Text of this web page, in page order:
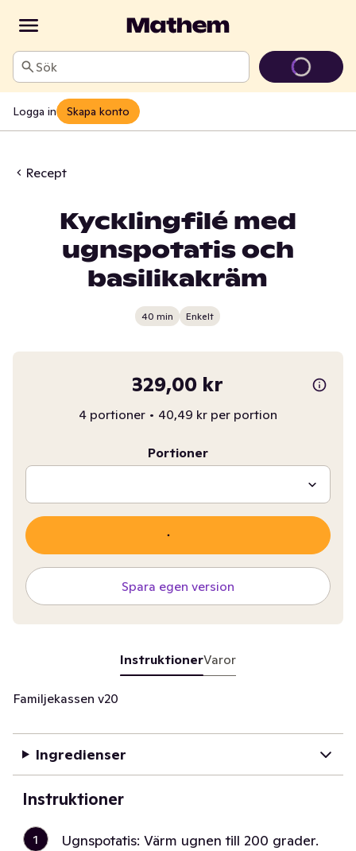
Sök
Logga in Skapa konto
Recept
Kycklingfilé med
ugnspotatis och
basilikakräm
40 min Enkelt
329,00 kr
4 portioner • 40,49 kr per portion
Portioner
Spara egen version
InstruktionerVaror
Familjekassen v20
Ingredienser
Instruktioner
1 Ugnspotatis: Värm ugnen till 200 grader.